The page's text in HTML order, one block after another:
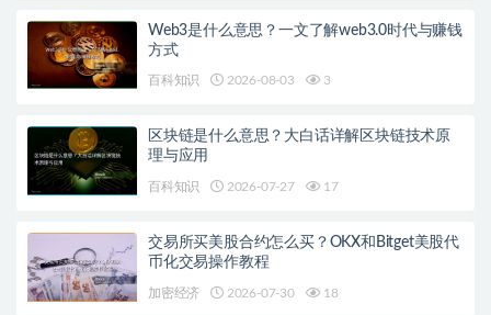
Web3是什么意思？一文了解web3.0时代与赚钱
方式
百科知识 2026-08-03 3
区块链是什么意思？大白话详解区块链技术原
理与应用
百科知识 2026-07-27 17
交易所买美股合约怎么买？OKX和Bitget美股代
币化交易操作教程
加密经济 2026-07-30 18